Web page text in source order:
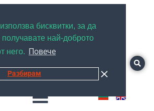
бисквитки, за да
получавате най-доброто
него.
Повече
Разбирам